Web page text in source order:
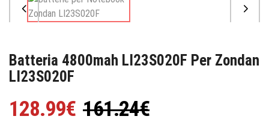
Batteria 4800mah LI23S020F Per Zondan
LI23S020F
128.99€ 161.24€